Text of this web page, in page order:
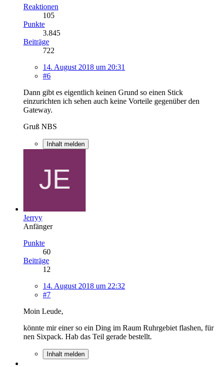
Reaktionen
105
Punkte
3.845
Beiträge
722
14. August 2018 um 20:31
#6
Dann gibt es eigentlich keinen Grund so einen Stick
einzurichten ich sehen auch keine Vorteile gegenüber den
Gateway.
Gruß NBS
Inhalt melden
Jerryy
Anfänger
Punkte
60
Beiträge
12
14. August 2018 um 22:32
#7
Moin Leude,
könnte mir einer so ein Ding im Raum Ruhrgebiet flashen, für
nen Sixpack. Hab das Teil gerade bestellt.
Inhalt melden